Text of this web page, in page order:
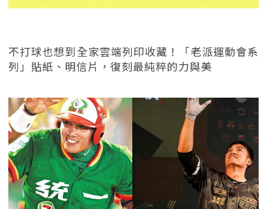
不打球也想到全家雲端列印收藏！「老派運動會系
列」貼紙、明信片，復刻最純粹的力與美